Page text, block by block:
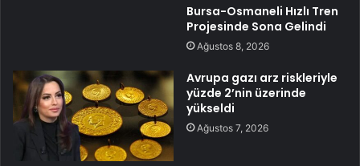
Bursa-Osmaneli Hızlı Tren
Projesinde Sona Gelindi
Ağustos 8, 2026
Avrupa gazı arz riskleriyle
yüzde 2’nin üzerinde
yükseldi
Ağustos 7, 2026